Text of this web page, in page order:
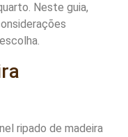
Neste guia,
ripado de madeira